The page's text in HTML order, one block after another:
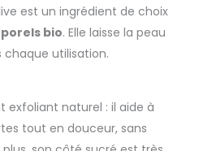
est un ingrédient de choix
bio. Elle laisse la peau
utilisation.
exfoliant naturel : il aide à
tout en douceur, sans